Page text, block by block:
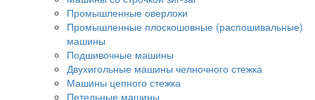
Промышленные оверлоки
Промышленные плоскошовные (распошивальные)
машины
Подшивочные машины
Двухигольные машины челночного стежка
Машины цепного стежка
Петельные машины